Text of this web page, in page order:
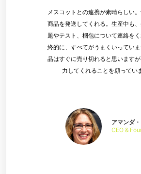
アマンダ
CEO &
メスコットとの連携が素晴らしい
商品を発送してくれる。生産中も
題やテスト、梱包について連絡を
終的に、すべてがうまくいってい
品はすぐに売り切れると思います
力してくれることを願ってい